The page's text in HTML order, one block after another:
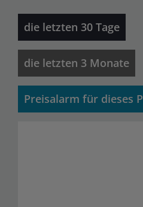
die letzten 30 Tage
die letzten 3 Monate
Preisalarm für dieses